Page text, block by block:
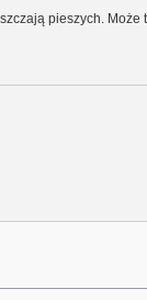
pieszych. Może